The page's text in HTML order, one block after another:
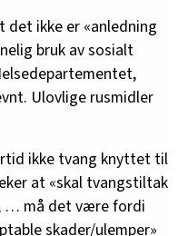
det ikke er «anledning
bruk av sosialt
Ulovlige rusmidler
ikke tvang knyttet til
at «skal tvangstiltak
… må det være fordi
skader/ulemper»